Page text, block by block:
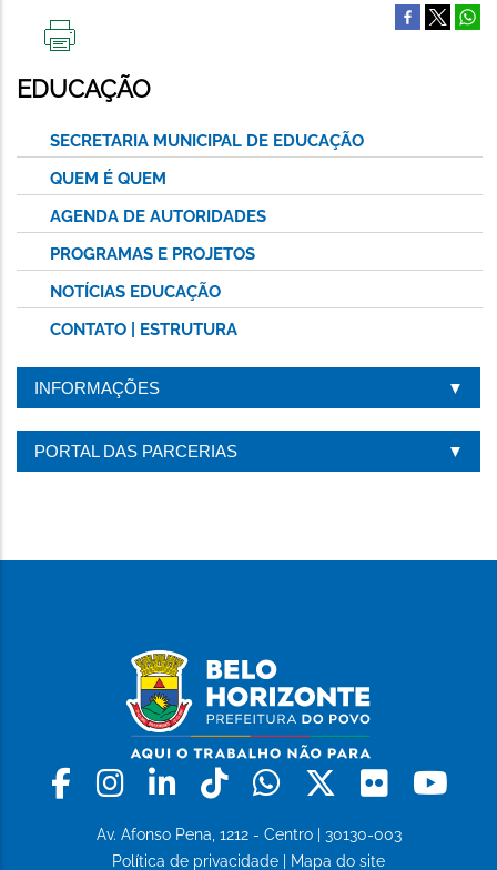
ESTA
PÁGINA
EDUCAÇÃO
SECRETARIA MUNICIPAL DE EDUCAÇÃO
QUEM É QUEM
AGENDA DE AUTORIDADES
PROGRAMAS E PROJETOS
NOTÍCIAS EDUCAÇÃO
CONTATO | ESTRUTURA
INFORMAÇÕES
PORTAL DAS PARCERIAS
Facebook
Instagram
LinkedinTiktokWhatsapp
X Flickr
Av. Afonso Pena, 1212 - Centro | 30130-003
Política de privacidade
Mapa do site